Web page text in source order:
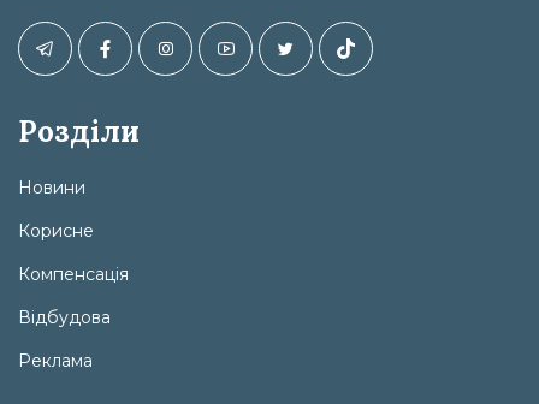
Розділи
Новини
Корисне
Компенсація
Відбудова
Реклама